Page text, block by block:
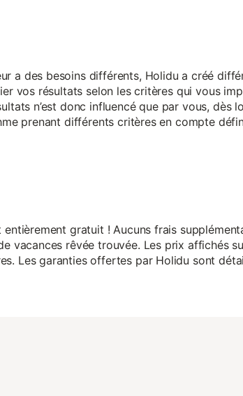
a des besoins différents, Holidu a créé
vos résultats selon les critères qui vous
n’est donc influencé que par vous, dès
prenant différents critères en compte
gratuit ! Aucuns frais
vacances rêvée trouvée. Les prix affichés
Les garanties offertes par Holidu sont